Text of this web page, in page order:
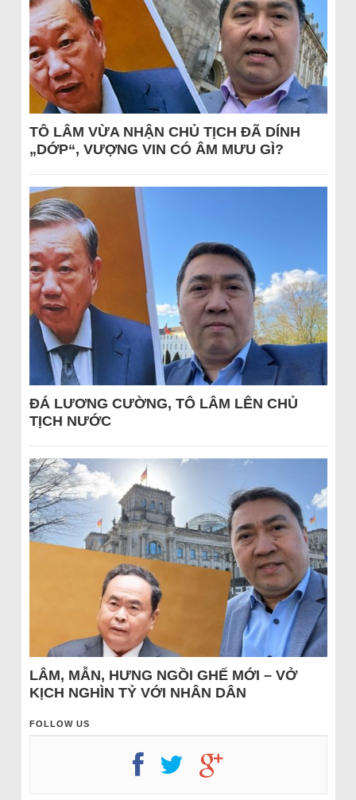
TÔ LÂM VỪA NHẬN CHỦ TỊCH ĐÃ DÍNH
„DỚP“, VƯỢNG VIN CÓ ÂM MƯU GÌ?
ĐÁ LƯƠNG CƯỜNG, TÔ LÂM LÊN CHỦ
TỊCH NƯỚC
LÂM, MẪN, HƯNG NGỒI GHẾ MỚI – VỞ
KỊCH NGHÌN TỶ VỚI NHÂN DÂN
FOLLOW US